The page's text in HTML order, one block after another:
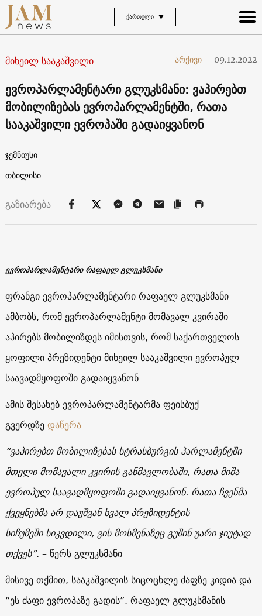
ᲥᲐᲠᲗᲣᲚᲘ
მიხეილ სააკაშვილი არქივი - 09.12.2022
ევროპარლამენტარი გლუკსმანი: ვაპირებთ
მობილიზებას ევროპარლამენტში, რათა
სააკაშვილი ევროპაში გადაიყვანონ
ჯემნიუსი
თბილისი
გაზიარება
ევროპარლამენტარი რაფაელ გლუკსმანი
ფრანგი ევროპარლამენტარი რაფაელ გლუკსმანი
ამბობს, რომ ევროპარლამენტი მომავალ კვირაში
აპირებს მობილიზდეს იმისთვის, რომ საქართველოს
ყოფილი პრეზიდენტი მიხეილ სააკაშვილი ევროპულ
საავადმყოფოში გადაიყვანონ.
ამის შესახებ ევროპარლამენტარმა ფეისბუქ
გვერდზედაწერა.
“ვაპირებთ მობილიზებას სტრასბურგის პარლამენტში
მთელი მომავალი კვირის განმავლობაში, რათა მიშა
ევროპულ საავადმყოფოში გადაიყვანონ. რათა ჩვენმა
ქვეყნებმა არ დაუშვან ხვალ პრეზიდენტის
სიჩუმეშისიკვდილი, ვის მოსმენაზეც გუშინ უარი ჯიუტად
თქვეს”. – წერს გლუკსმანი
მისივე თქმით, სააკაშვილის სიცოცხლე ძაფზე კიდია და
“ეს ძაფი ევროპაზე გადის”. რაფაელ გლუკსმანის